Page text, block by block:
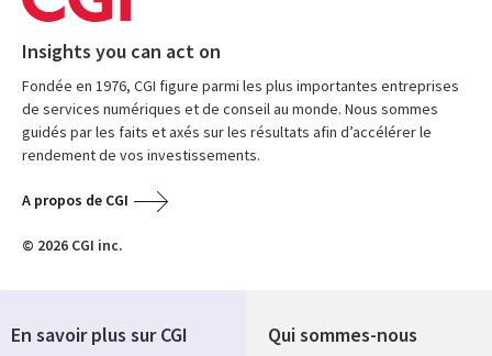
Insights you can act on
Fondée en 1976, CGI figure parmi les plus importantes entreprises
de services numériques et de conseil au monde. Nous sommes
guidés par les faits et axés sur les résultats afin d’accélérer le
rendement de vos investissements.
A propos de CGI
© 2026 CGI inc.
Qui sommes-nous
En savoir plus sur CGI